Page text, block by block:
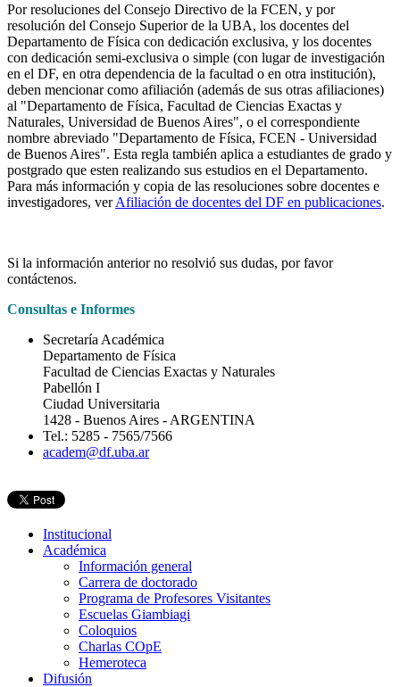
Por resoluciones del Consejo Directivo de la FCEN, y por
resolución del Consejo Superior de la UBA, los docentes del
Departamento de Física con dedicación exclusiva, y los docentes
con dedicación semi-exclusiva o simple (con lugar de investigación
en el DF, en otra dependencia de la facultad o en otra institución),
deben mencionar como afiliación (además de sus otras afiliaciones)
al "Departamento de Física, Facultad de Ciencias Exactas y
Naturales, Universidad de Buenos Aires", o el correspondiente
nombre abreviado "Departamento de Física, FCEN - Universidad
de Buenos Aires". Esta regla también aplica a estudiantes de grado y
postgrado que esten realizando sus estudios en el Departamento.
Para más información y copia de las resoluciones sobre docentes e
investigadores, verAfiliación de docentes del DF en publicaciones.
Si la información anterior no resolvió sus dudas, por favor
contáctenos.
Consultas e Informes
Secretaría Académica
Departamento de Física
Facultad de Ciencias Exactas y Naturales
Pabellón I
Ciudad Universitaria
1428 - Buenos Aires - ARGENTINA
Tel.: 5285 - 7565/7566
academ@df.uba.ar
Institucional
Académica
Información general
Carrera de doctorado
Programa de Profesores Visitantes
Escuelas Giambiagi
Coloquios
Charlas COpE
Hemeroteca
Difusión